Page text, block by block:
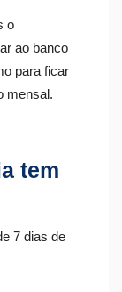
o
ao banco
para ficar
mensal.
tem
7 dias de